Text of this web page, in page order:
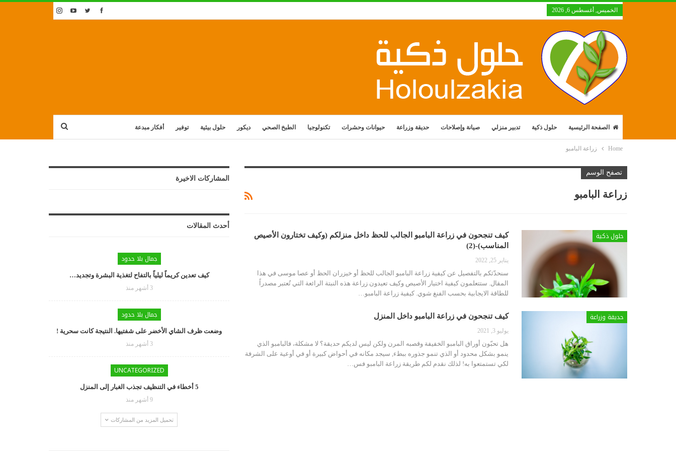
الخميس, أغسطس 6, 2026
الصفحة الرئيسية حلول ذكية تدبير منزلي صيانة وإصلاحات حديقة وزراعة حيوانات وحشرات تكنولوجيا الطبخ الصحي ديكور حلول بيئية توفير أفكار مبدعة
Home زراعة البامبو
تصفح الوسم
زراعة البامبو
حلول ذكية
كيف تنجحون في زراعة البامبو الجالب للحظ داخل منزلكم (وكيف تختارون الأصيص
المناسب)-(2)
يناير 25, 2022
سنحدّثكم بالتفصيل عن كيفية زراعة البامبو الجالب للحظ أو خيزران الحظ أو عصا موسى في هذا
المقال. ستتعلمون كيفية اختيار الأصيص وكيف تعيدون زراعة هذه النبتة الرائعة التي تُعتبر مصدراً
للطاقة الايجابية بحسب الفنغ شوي. كيفية زراعة البامبو
حديقة وزراعة كيف تنجحون في زراعة البامبو داخل المنزل
يوليو 3, 2021
هل تحبّون أوراق البامبو الخفيفة وقصبه المرن ولكن ليس لديكم حديقة؟ لا مشكلة، فالبامبو الذي
ينمو بشكل محدود أو الذي تنمو جذوره ببطء, سيجد مكانه في أحواض كبيرة أو في أوعية على الشرفة
لكي تستمتعوا به! لذلك نقدم لكم طريقة زراعة البامبو فس…
المشاركات الاخيرة
أحدث المقالات
جمال بلا حدود
كيف تعدين كريماً ليلياً بالتفاح لتغذية البشرة وتجديد…
3 أشهر منذ
جمال بلا حدود
وضعت ظرف الشاي الأخضر على شفتيها. النتيجة كانت سحرية !
3 أشهر منذ
UNCATEGORIZED
5 أخطاء في التنظيف تجذب الغبار إلى المنزل
9 أشهر منذ
تحميل المزيد من المشاركات